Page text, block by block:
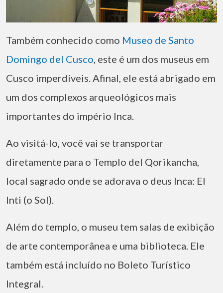
Também conhecido como Museo de Santo
Domingo del Cusco, este é um dos museus em
Cusco imperdíveis. Afinal, ele está abrigado em
um dos complexos arqueológicos mais
importantes do império Inca.
Ao visitá-lo, você vai se transportar
diretamente para o Templo del Qorikancha,
local sagrado onde se adorava o deus Inca: El
Inti (o Sol).
Além do templo, o museu tem salas de exibição
de arte contemporânea e uma biblioteca. Ele
também está incluído no Boleto Turístico
Integral.